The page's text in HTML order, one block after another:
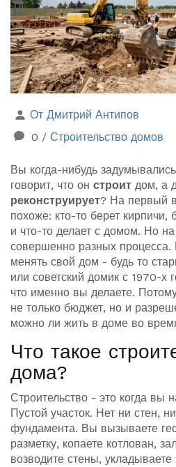
От Дмитрий Антипов
0 / Строительство домов
Вы когда-нибудь
говорит, что он строит дом, а
реконструирует? На первый
похоже: кто-то берет кирпичи,
и что-то делает с домом. Но
совершенно разных
менять свой дом - будь то
или советский домик с 1970-х
что именно вы делаете.
не только бюджет, но и
можно ли жить в доме во
Что такое
дома?
Строительство - это когда вы
Пустой участок. Нет ни стен,
фундамента. Вы вызываете
разметку, копаете котлован,
возводите стены, укладываете